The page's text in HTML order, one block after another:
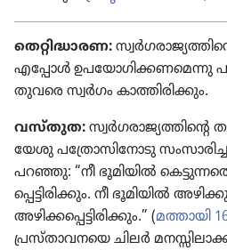
തെറ്റി​ദ്ധാ​രണ:
എപ്പോൾ ഉപയോ​ഗി​ക്ക​ണ​മെ​ന്നു
തു​വരെ സ്വർഗം കാത്തി​രി​ക്കും.
വസ്‌തുത: സ്വർഗ​രാ​ജ്യ​ത്തി​ന്റെ
യേശു പത്രോ​സി​നോ​ടു
പറഞ്ഞു: “നീ ഭൂമി​യിൽ
പ്പെ​ട്ടി​രി​ക്കും. നീ ഭൂമി​യിൽ
അഴിക്ക​പ്പെ​ട്ടി​രി​ക്കും.” (മത്തായി
പ്രസ്‌താ​വ​ന​യെ ചിലർ